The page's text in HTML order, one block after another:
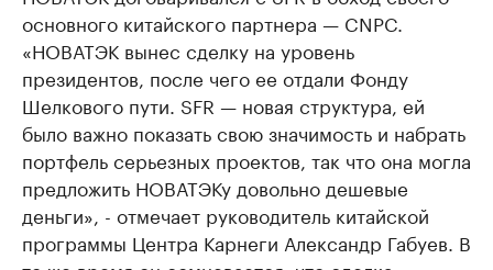
основного китайского партнера — CNPC.
«НОВАТЭК вынес сделку на уровень
президентов, после чего ее отдали Фонду
Шелкового пути. SFR — новая структура, ей
было важно показать свою значимость и набрать
портфель серьезных проектов, так что она могла
предложить НОВАТЭКу довольно дешевые
деньги», - отмечает руководитель китайской
программы Центра Карнеги Александр Габуев. В